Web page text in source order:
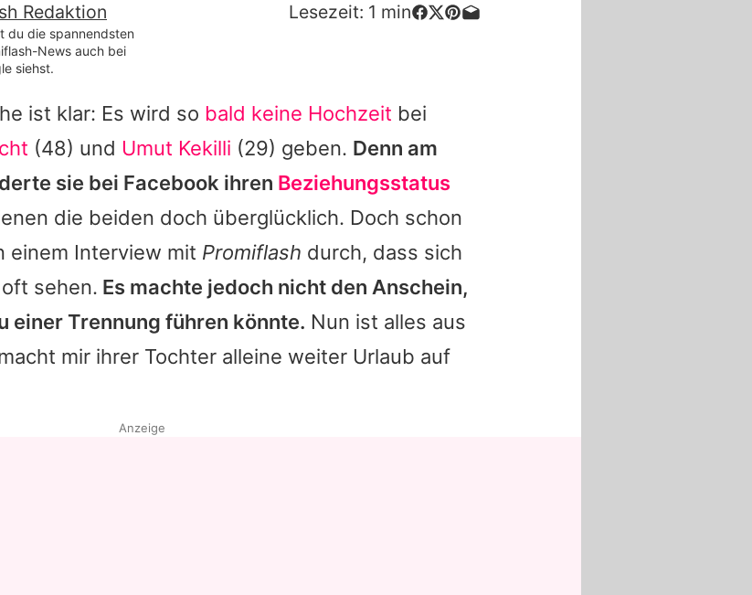
Redaktion Lesezeit: 1 min
du die spannendsten
News auch bei
siehst.
ist klar: Es wird so bald keine Hochzeit bei
(48) und Umut Kekilli (29) geben. Denn am
sie bei Facebook ihren Beziehungsstatus
die beiden doch überglücklich. Doch schon
einem Interview mit Promiflash durch, dass sich
sehen. Es machte jedoch nicht den Anschein,
einer Trennung führen könnte. Nun ist alles aus
mir ihrer Tochter alleine weiter Urlaub auf
Anzeige